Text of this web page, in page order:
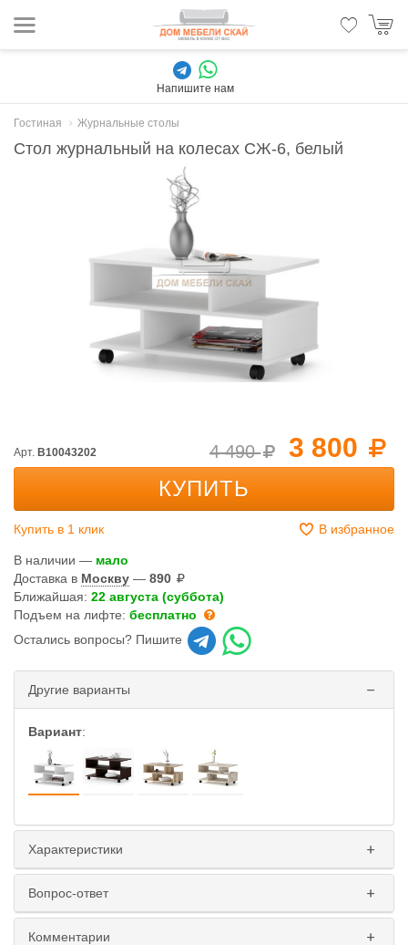
Напишите нам
Гостиная Журнальные столы
Стол журнальный на колесах СЖ-6, белый
3 800
4 490
Арт. B10043202
КУПИТЬ
Купить в 1 клик В избранное
В наличии — мало
Доставка в Москву — 890
Ближайшая: 22 августа (суббота)
Подъем на лифте: бесплатно
Остались вопросы? Пишите
Другие варианты
Вариант:
Характеристики
Вопрос-ответ
Комментарии